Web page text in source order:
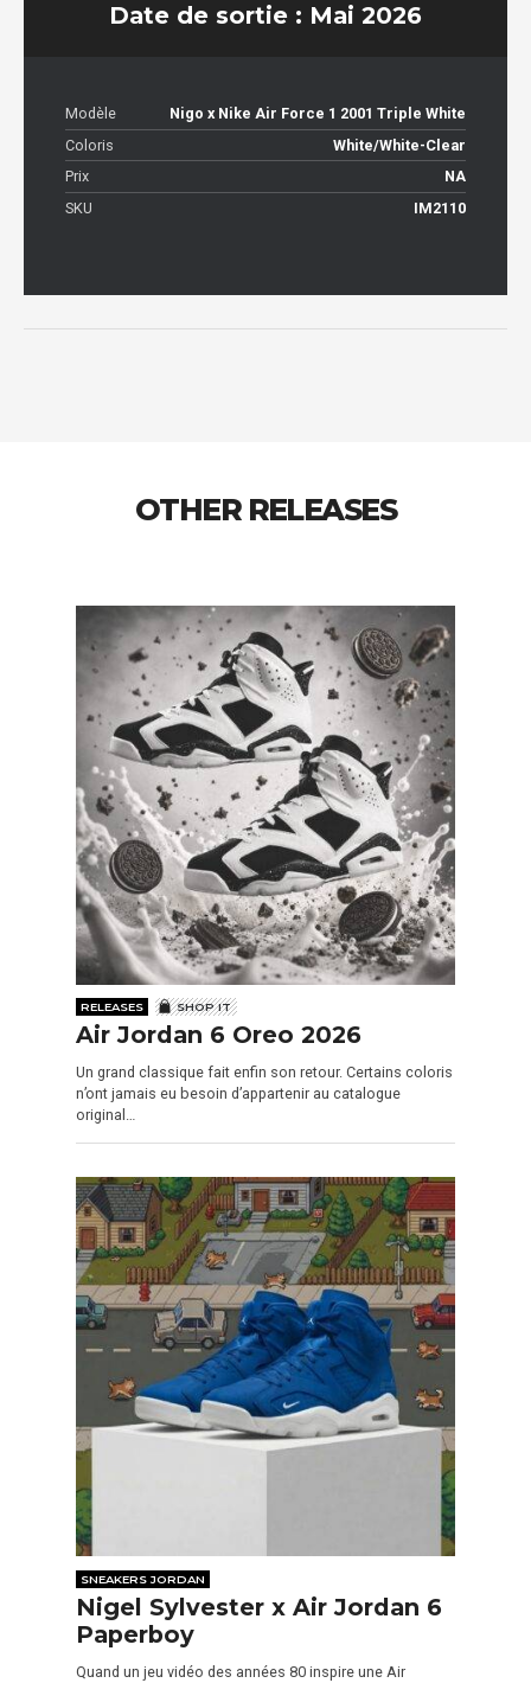
Date de sortie : Mai 2026
Modèle
Nigo x Nike Air Force 1 2001 Triple White
Coloris
White/White-Clear
Prix
NA
SKU
IM2110
OTHER RELEASES
RELEASES SHOP IT
Air Jordan 6 Oreo 2026
Un grand classique fait enfin son retour. Certains coloris
n’ont jamais eu besoin d’appartenir au catalogue
original…
SNEAKERS JORDAN
Nigel Sylvester x Air Jordan 6
Paperboy
Quand un jeu vidéo des années 80 inspire une Air